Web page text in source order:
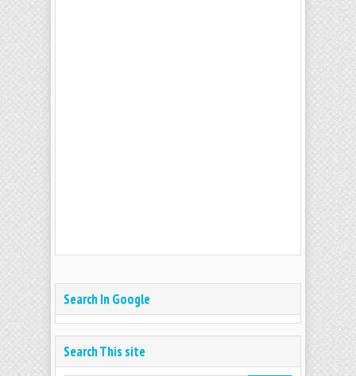
Search In Google
Search This site